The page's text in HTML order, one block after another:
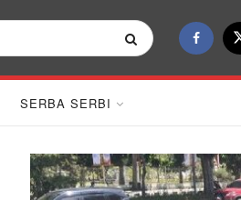
SERBA SERBI